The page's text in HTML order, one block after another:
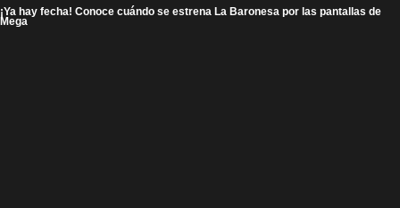
¡Ya hay fecha! Conoce cuándo se estrena La Baronesa por las pantallas de
Mega